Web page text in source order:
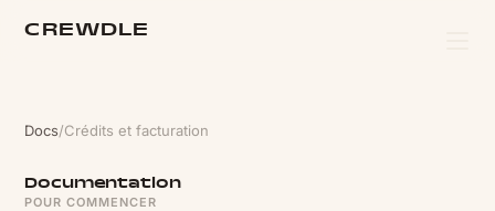
CREWDLE
Docs/Crédits et facturation
Documentation
POUR COMMENCER